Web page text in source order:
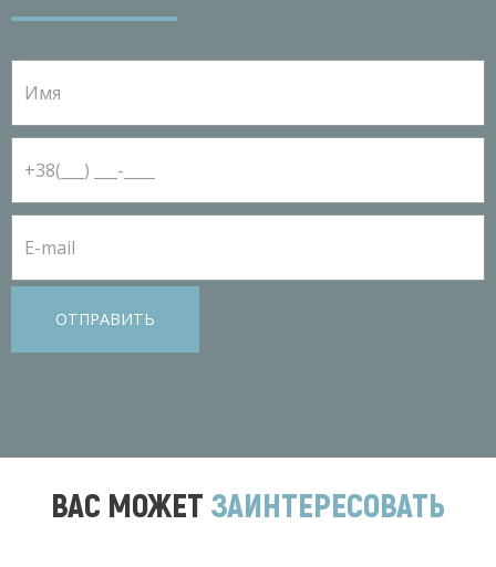
ОТПРАВИТЬ
ВАС МОЖЕТ ЗАИНТЕРЕСОВАТЬ